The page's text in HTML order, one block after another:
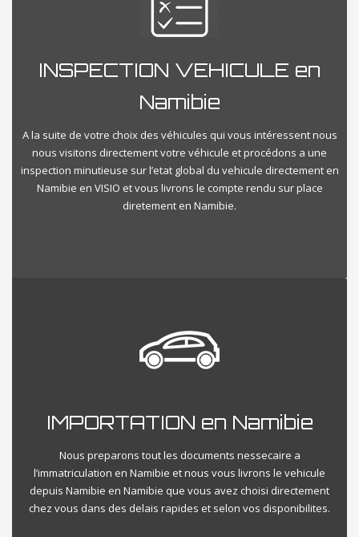
INSPECTION VEHICULE en
Namibie
A la suite de votre choix des véhicules qui vous intéressent nous
nous visitons directement votre véhicule et procédons a une
inspection minutieuse sur l’etat global du vehicule directement en
Namibie en VISIO et vous livrons le compte rendu sur place
diretement en Namibie.
IMPORTATION en Namibie
Nous preparons tout les documents nessecaire a
l’immatriculation en Namibie et nous vous livrons le vehicule
depuis Namibie en Namibie que vous avez choisi directement
chez vous dans des delais rapides et selon vos disponibilites.